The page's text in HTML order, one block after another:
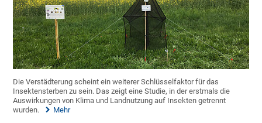
Die Verstädterung scheint ein weiterer Schlüsselfaktor für das
Insektensterben zu sein. Das zeigt eine Studie, in der erstmals die
Auswirkungen von Klima und Landnutzung auf Insekten getrennt
wurden.
Mehr